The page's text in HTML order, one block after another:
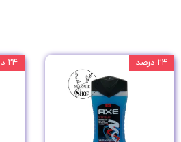
۲۴ درصد ۲۴ درصد